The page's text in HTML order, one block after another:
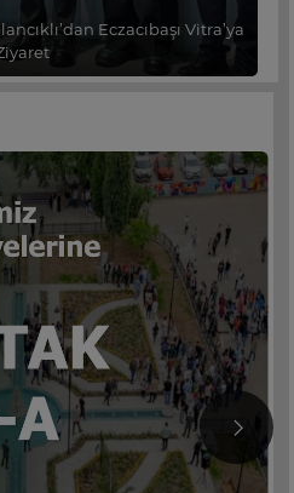
Eczacıbaşı Vitra’ya